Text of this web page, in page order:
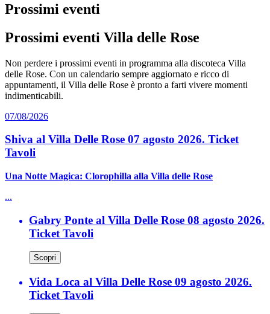
Prossimi eventi
Prossimi eventi Villa delle Rose
Non perdere i prossimi eventi in programma alla discoteca Villa
delle Rose. Con un calendario sempre aggiornato e ricco di
appuntamenti, il Villa delle Rose è pronto a farti vivere momenti
indimenticabili.
07/08/2026
Shiva al Villa Delle Rose 07 agosto 2026. Ticket
Tavoli
Una Notte Magica: Clorophilla alla Villa delle Rose
...
Gabry Ponte al Villa Delle Rose 08 agosto 2026.
Ticket Tavoli
Scopri
Vida Loca al Villa Delle Rose 09 agosto 2026.
Ticket Tavoli